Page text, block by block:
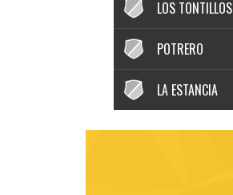
LOS TONTILLOS
POTRERO
LA ESTANCIA